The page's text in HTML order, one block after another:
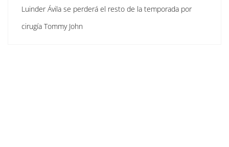
Luinder Ávila se perderá el resto de la temporada por
cirugía Tommy John